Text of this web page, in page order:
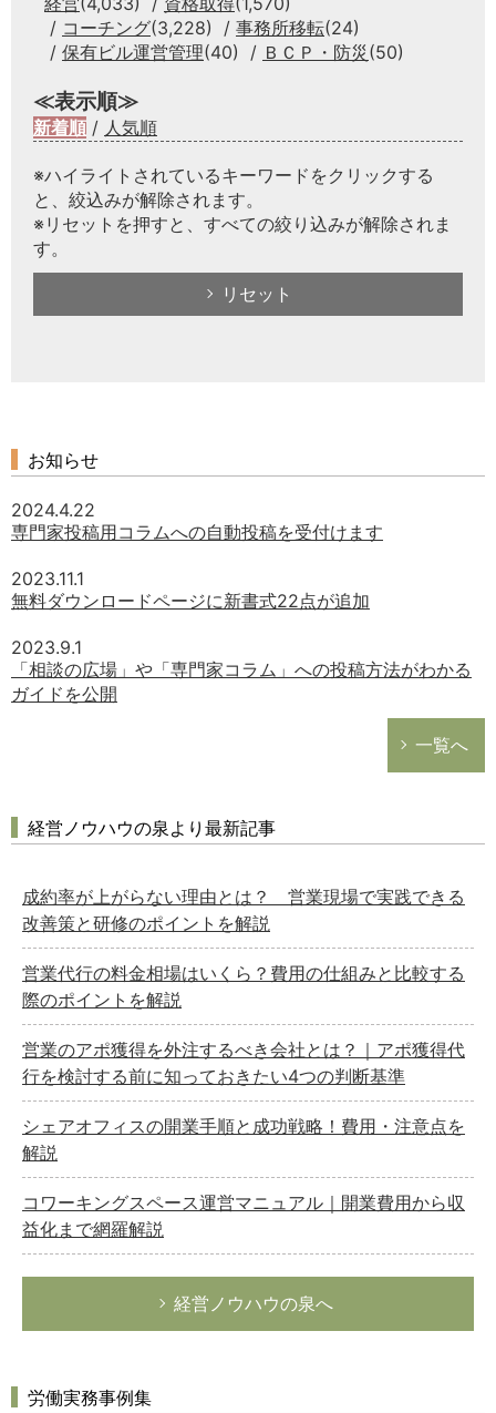
コーチング(3,228) 事務所移転(24)
保有ビル運営管理(40) ＢＣＰ・防災 (50)
≪表示順≫
新着順 / 人気順
※ハイライトされているキーワードをクリックする
と、絞込みが解除されます。
※リセットを押すと、すべての絞り込みが解除されま
す。
リセット
お知らせ
2024.4.22
専門家投稿用コラムへの自動投稿を受付けます
2023.11.1
無料ダウンロードページに新書式22点が追加
2023.9.1
「相談の広場」や「専門家コラム」への投稿方法がわかる
ガイドを公開
一覧へ
経営ノウハウの泉より最新記事
成約率が上がらない理由とは？ 営業現場で実践できる
改善策と研修のポイントを解説
営業代行の料金相場はいくら？費用の仕組みと比較する
際のポイントを解説
営業のアポ獲得を外注するべき会社とは？｜アポ獲得代
行を検討する前に知っておきたい4つの判断基準
シェアオフィスの開業手順と成功戦略！費用・注意点を
解説
コワーキングスペース運営マニュアル｜開業費用から収
益化まで網羅解説
経営ノウハウの泉へ
労働実務事例集